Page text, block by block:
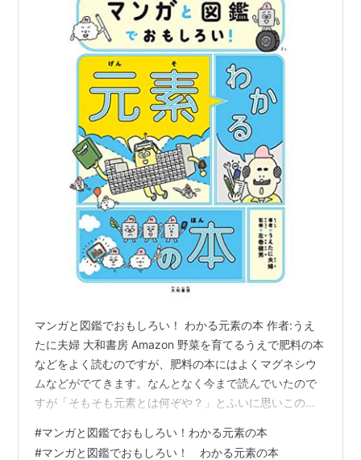
マンガと図鑑でおもしろい！ わかる元素の本 作者:うえ
たに夫婦 大和書房 Amazon 野菜を育てるうえで肥料の本
などをよく読むのですが、肥料の本にはよくマグネシウ
ムなどがでてきます。なんとなく今まで読んでいたので
すが「そもそも元素とは何ぞや？」とふいに思いこの本
ら分かりやすく書いているので元素について勉強したい
#マンガと図鑑でおもしろい！わかる元素の本
#マンガと図鑑でおもしろい！ わかる元素の本